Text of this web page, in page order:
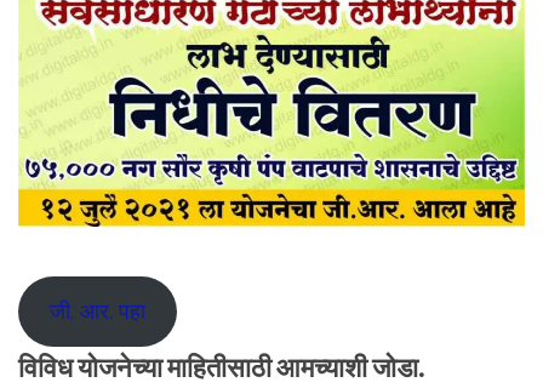
जी. आर. पहा
विविध योजनेच्या माहितीसाठी आमच्याशी जोडा.